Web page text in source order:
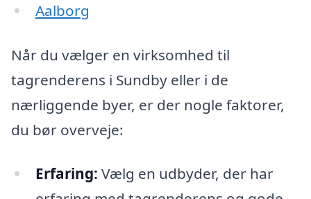
Aalborg
Når du vælger en virksomhed til
tagrenderens i Sundby eller i de
nærliggende byer, er der nogle faktorer,
du bør overveje:
Erfaring: Vælg en udbyder, der har